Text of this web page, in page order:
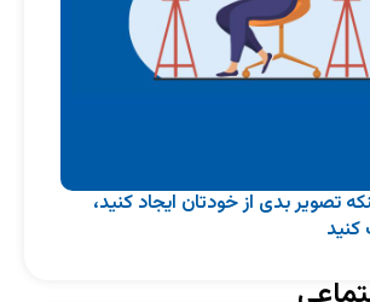
تصویر بدی از خودتان ایجاد کنید،